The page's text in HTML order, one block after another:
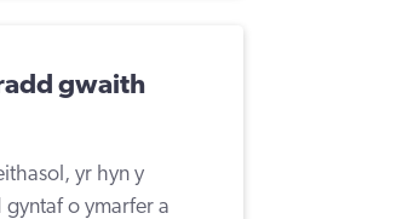
gwaith
yr hyn y
o ymarfer a